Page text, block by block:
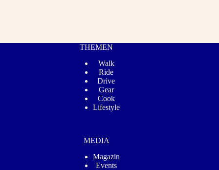
THEMEN
Walk
Ride
Drive
Gear
Cook
Lifestyle
MEDIA
Magazin
Events